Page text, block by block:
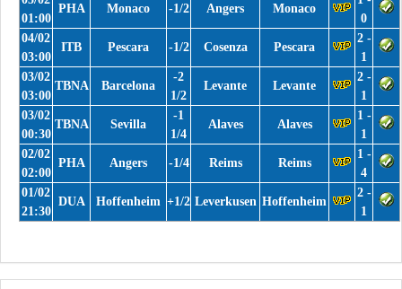
01:00
PHA Monaco -1/2 Angers Monaco
0
04/02
03:00
ITB Pescara -1/2 Cosenza Pescara
2 -
1
03/02
03:00
TBNA Barcelona
-2
1/2
Levante Levante
2 -
1
03/02
00:30
TBNA Sevilla
-1
1/4
Alaves Alaves
1 -
1
02/02
02:00
PHA Angers -1/4 Reims Reims
1 -
4
01/02
21:30
DUA Hoffenheim +1/2 Leverkusen Hoffenheim
2 -
1